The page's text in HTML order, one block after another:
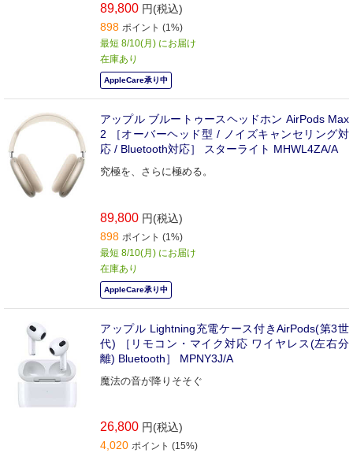
89,800 円(税込)
898 ポイント (1%)
最短 8/10(月) にお届け
在庫あり
AppleCare承り中
アップル ブルートゥースヘッドホン AirPods Max
2 ［オーバーヘッド型 / ノイズキャンセリング対
応 / Bluetooth対応］ スターライト MHWL4ZA/A
究極を、さらに極める。
89,800 円(税込)
898 ポイント (1%)
最短 8/10(月) にお届け
在庫あり
AppleCare承り中
アップル Lightning充電ケース付きAirPods(第3世
代) ［リモコン・マイク対応 ワイヤレス(左右分
離) Bluetooth］ MPNY3J/A
魔法の音が降りそそぐ
26,800 円(税込)
4,020 ポイント (15%)